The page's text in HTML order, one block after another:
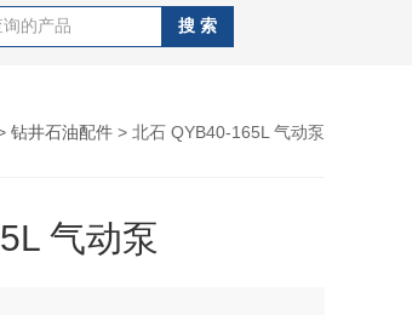
钻井石油配件 > 北石 QYB40-165L 气动泵
气动泵